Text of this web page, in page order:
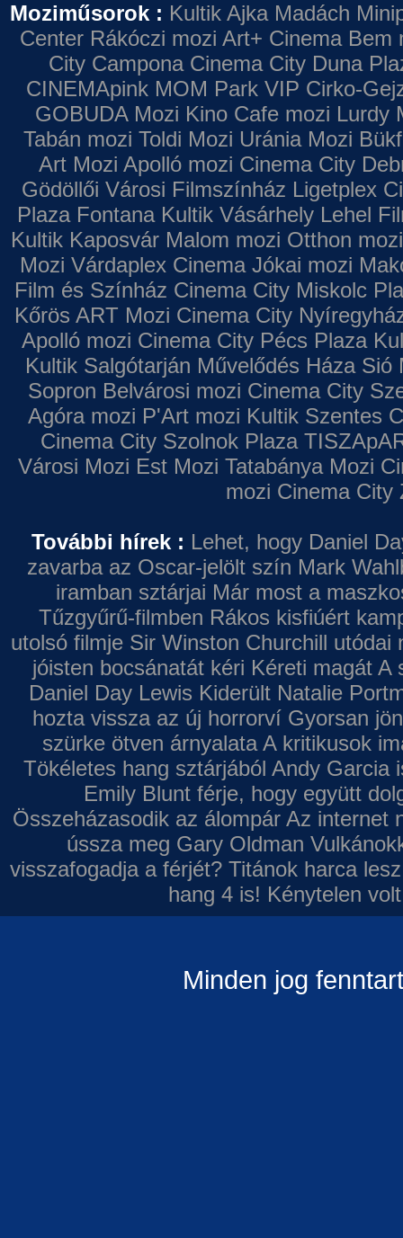
Moziműsorok : Kultik Ajka Madách
Center Rákóczi mozi Art+ Cinema Bem
City Campona Cinema City Duna
CINEMApink MOM Park VIP Cirko-
GOBUDA Mozi Kino Cafe mozi Lurdy
Tabán mozi Toldi Mozi Uránia Mozi
Art Mozi Apolló mozi Cinema City
Gödöllői Városi Filmszínház Ligetplex
Plaza Fontana Kultik Vásárhely Lehel
Kultik Kaposvár Malom mozi Otthon mozi
Mozi Várdaplex Cinema Jókai mozi
Film és Színház Cinema City Miskolc
Kőrös ART Mozi Cinema City
Apolló mozi Cinema City Pécs Plaza
Kultik Salgótarján Művelődés Háza Sió
Sopron Belvárosi mozi Cinema City
Agóra mozi P'Art mozi Kultik Szentes
Cinema City Szolnok Plaza
Városi Mozi Est Mozi Tatabánya Mozi
mozi Cinema City
További hírek : Lehet, hogy Daniel
zavarba az Oscar-jelölt szín Mark
iramban sztárjai Már most a
Tűzgyűrű-filmben Rákos kisfiúért
utolsó filmje Sir Winston Churchill utódai
jóisten bocsánatát kéri Kéreti magát A
Daniel Day Lewis Kiderült Natalie
hozta vissza az új horrorví Gyorsan
szürke ötven árnyalata A kritikusok
Tökéletes hang sztárjából Andy Garcia
Emily Blunt férje, hogy együtt
Összeházasodik az álompár Az internet
ússza meg Gary Oldman
visszafogadja a férjét? Titánok harca
hang 4 is! Kénytelen
Minden jog